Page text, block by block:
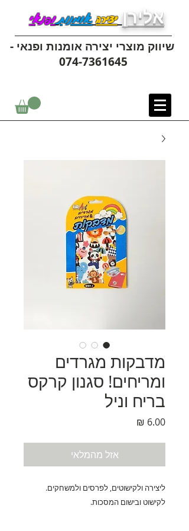
אלירן יצירהאומנותופנאי
שיווק מוצרי יצירה אומנות ופנאי -
074-7361645
מדבקות מגרדים
ומריחים! סגנון קרקס
בריח וניל
אזל מהמלאי
ליצירה ולקישוטים, לפרסים ולמשחקים.
לקישוט ובישום המסכות.